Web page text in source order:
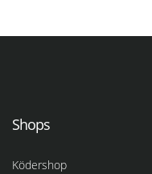
Shops
Ködershop